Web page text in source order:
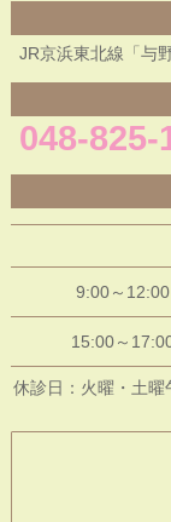
JR京浜東北線「与
048-825-
休診日：火曜・土
9:00～12:00
15:00～